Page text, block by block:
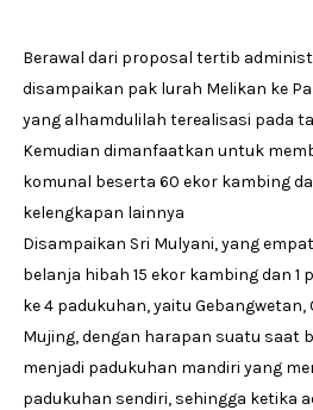
Berawal dari proposal tertib
disampaikan pak lurah Melikan ke
yang alhamdulilah terealisasi pada
Kemudian dimanfaatkan untuk
komunal beserta 60 ekor kambing
kelengkapan lainnya
Disampaikan Sri Mulyani, yang
belanja hibah 15 ekor kambing dan
ke 4 padukuhan, yaitu Gebangwetan,
Mujing, dengan harapan suatu saat
menjadi padukuhan mandiri yang
padukuhan sendiri, sehingga ketika